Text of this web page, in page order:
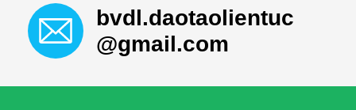
bvdl.daotaolientuc
@gmail.com